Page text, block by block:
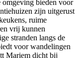
omgeving bieden voor
zijn uitgerust
ruime
vrij kunnen
stranden langs de
voor wandelingen
Mariem dicht bij